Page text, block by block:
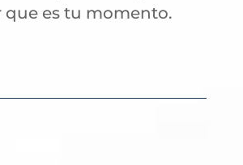
que es tu momento.